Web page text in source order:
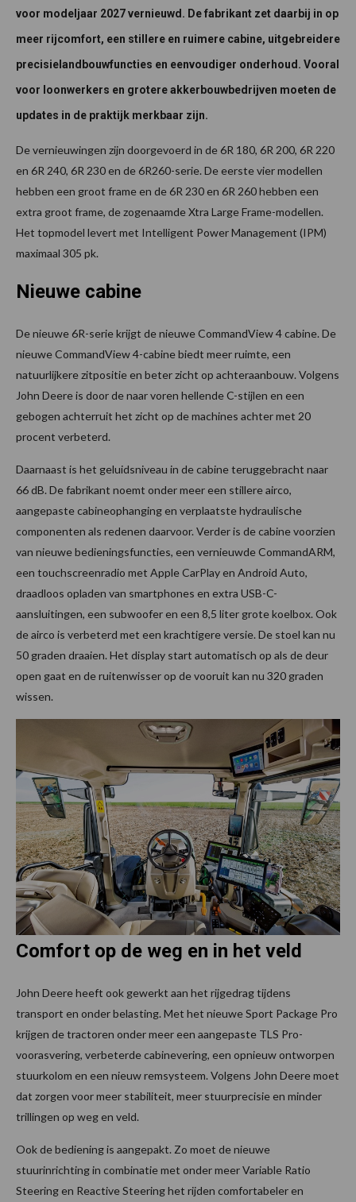
voor modeljaar 2027 vernieuwd. De fabrikant zet daarbij in op
meer rijcomfort, een stillere en ruimere cabine, uitgebreidere
precisielandbouwfuncties en eenvoudiger onderhoud. Vooral
voor loonwerkers en grotere akkerbouwbedrijven moeten de
updates in de praktijk merkbaar zijn.
De vernieuwingen zijn doorgevoerd in de 6R 180, 6R 200, 6R 220
en 6R 240, 6R 230 en de 6R260-serie. De eerste vier modellen
hebben een groot frame en de 6R 230 en 6R 260 hebben een
extra groot frame, de zogenaamde Xtra Large Frame-modellen.
Het topmodel levert met Intelligent Power Management (IPM)
maximaal 305 pk.
Nieuwe cabine
De nieuwe 6R-serie krijgt de nieuwe CommandView 4 cabine. De
nieuwe CommandView 4-cabine biedt meer ruimte, een
natuurlijkere zitpositie en beter zicht op achteraanbouw. Volgens
John Deere is door de naar voren hellende C-stijlen en een
gebogen achterruit het zicht op de machines achter met 20
procent verbeterd.
Daarnaast is het geluidsniveau in de cabine teruggebracht naar
66 dB. De fabrikant noemt onder meer een stillere airco,
aangepaste cabineophanging en verplaatste hydraulische
componenten als redenen daarvoor. Verder is de cabine voorzien
van nieuwe bedieningsfuncties, een vernieuwde CommandARM,
een touchscreenradio met Apple CarPlay en Android Auto,
draadloos opladen van smartphones en extra USB-C-
aansluitingen, een subwoofer en een 8,5 liter grote koelbox. Ook
de airco is verbeterd met een krachtigere versie. De stoel kan nu
50 graden draaien. Het display start automatisch op als de deur
open gaat en de ruitenwisser op de vooruit kan nu 320 graden
wissen.
Comfort op de weg en in het veld
John Deere heeft ook gewerkt aan het rijgedrag tijdens
transport en onder belasting. Met het nieuwe Sport Package Pro
krijgen de tractoren onder meer een aangepaste TLS Pro-
voorasvering, verbeterde cabinevering, een opnieuw ontworpen
stuurkolom en een nieuw remsysteem. Volgens John Deere moet
dat zorgen voor meer stabiliteit, meer stuurprecisie en minder
trillingen op weg en veld.
Ook de bediening is aangepakt. Zo moet de nieuwe
stuurinrichting in combinatie met onder meer Variable Ratio
Steering en Reactive Steering het rijden comfortabeler en